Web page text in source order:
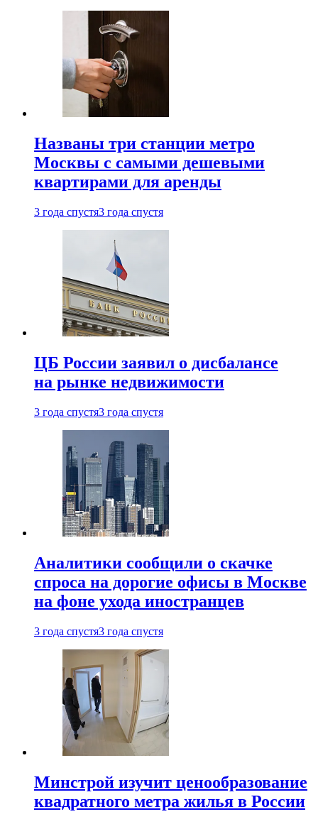
Названы три станции метро
Москвы с самыми дешевыми
квартирами для аренды
3 года спустя3 года спустя
ЦБ России заявил о дисбалансе
на рынке недвижимости
3 года спустя3 года спустя
Аналитики сообщили о скачке
спроса на дорогие офисы в Москве
на фоне ухода иностранцев
3 года спустя3 года спустя
Минстрой изучит ценообразование
квадратного метра жилья в России